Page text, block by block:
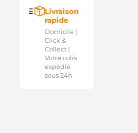
Livraison
rapide
Domicile |
Click &
Collect |
Votre colis
expédié
sous 24h